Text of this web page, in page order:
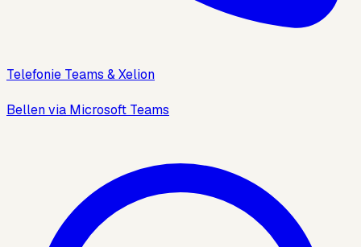
Telefonie Teams & Xelion
Bellen via Microsoft Teams